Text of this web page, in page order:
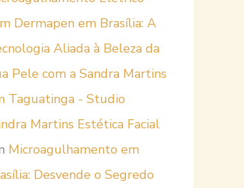
Dermapen em Brasília: A
Aliada à Beleza da
Pele com a Sandra Martins
Taguatinga - Studio
Martins Estética Facial
Microagulhamento em
Desvende o Segredo